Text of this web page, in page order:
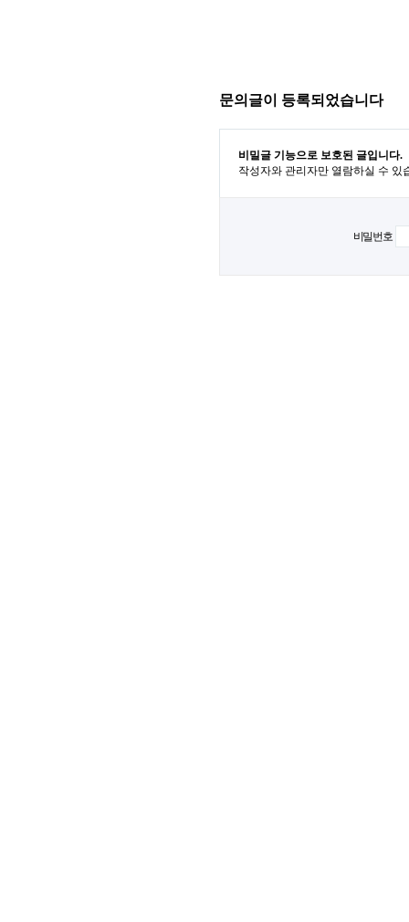
문의글이 등록되었습니다
비밀글 기능으로 보호된 글입니다.
작성자와 관리자만 열람하실 수 있
비밀번호